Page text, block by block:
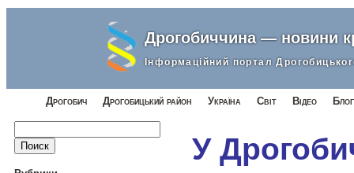
Дрогобиччина — новини
Інформаційний портал
Дрогобич Дрогобицький район Україна Світ Відео
Найти:
У